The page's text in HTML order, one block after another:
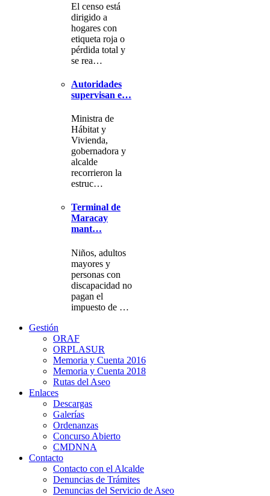
El censo está
dirigido a
hogares con
etiqueta roja o
pérdida total y
se rea…
Autoridades
supervisan e…
Ministra de
Hábitat y
Vivienda,
gobernadora y
alcalde
recorrieron la
estruc…
Terminal de
Maracay
mant…
Niños, adultos
mayores y
personas con
discapacidad no
pagan el
impuesto de …
Gestión
ORAF
ORPLASUR
Memoria y Cuenta 2016
Memoria y Cuenta 2018
Rutas del Aseo
Enlaces
Descargas
Galerías
Ordenanzas
Concurso Abierto
CMDNNA
Contacto
Contacto con el Alcalde
Denuncias de Trámites
Denuncias del Servicio de Aseo